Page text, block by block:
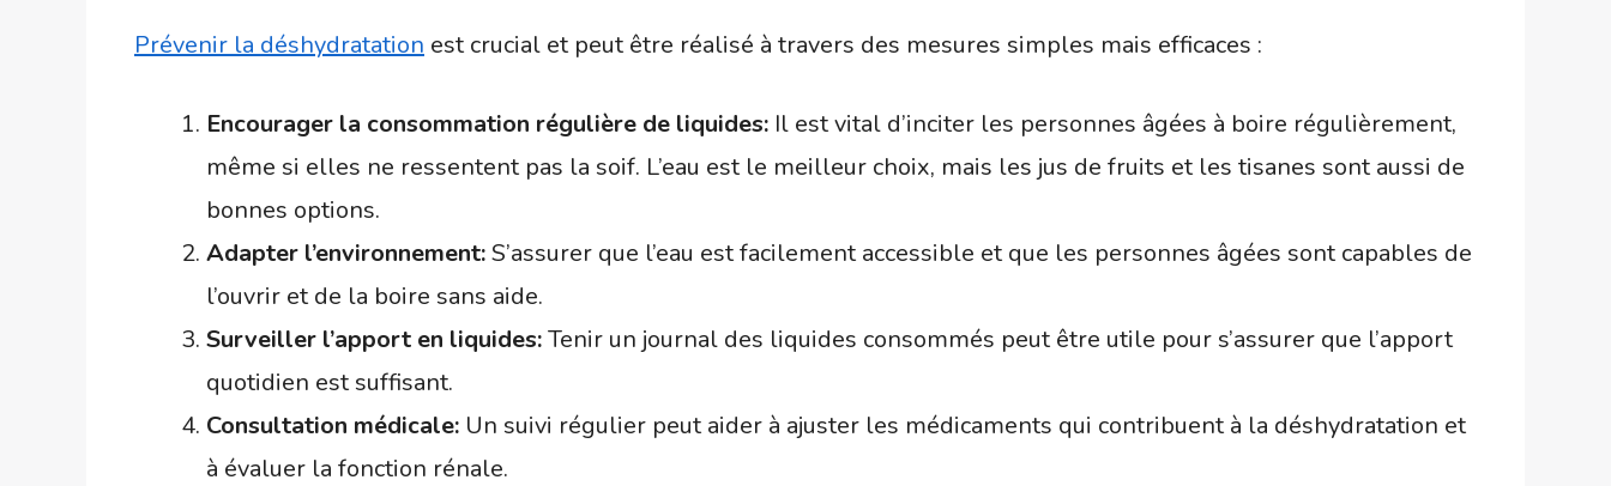
Prévenir la déshydratation est crucial et peut être réalisé à travers des mesures simples mais efficaces :
Encourager la consommation régulière de liquides: Il est vital d’inciter les personnes âgées à boire régulièrement,
même si elles ne ressentent pas la soif. L’eau est le meilleur choix, mais les jus de fruits et les tisanes sont aussi de
bonnes options.
Adapter l’environnement:S’assurer que l’eau est facilement accessible et que les personnes âgées sont capables de
l’ouvrir et de la boire sans aide.
Surveiller l’apport en liquides:Tenir un journal des liquides consommés peut être utile pour s’assurer que l’apport
quotidien est suffisant.
Consultation médicale: Un suivi régulier peut aider à ajuster les médicaments qui contribuent à la déshydratation et
à évaluer la fonction rénale.